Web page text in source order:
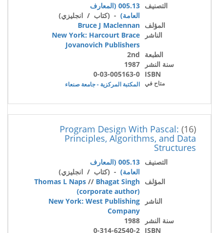
التصنيف
005.13 (المعارف
العامة) - (كتاب / انجليزي)
المؤلف Bruce J Maclennan
الناشر
New York: Harcourt Brace
Jovanovich Publishers
الطبعة
2nd
سنة النشر
1987
ISBN
0-03-005163-0
متاح في المكتبة المركزية - جامعة صنعاء
(16)
Program Design With Pascal:
Principles, Algorithms, and Data
Structures
التصنيف
005.13 (المعارف
العامة) - (كتاب / انجليزي)
المؤلف
Thomas L Naps // Bhagat Singh
(corporate author)
الناشر
New York: West Publishing
Company
سنة النشر
1988
ISBN
0-314-62540-2